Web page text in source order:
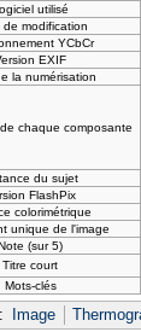
utilisé
de modification
YCbCr
EXIF
la numérisation
chaque composante
du sujet
FlashPix
colorimétrique
unique de l'image
(sur 5)
Titre court
Mots-clés
: Image